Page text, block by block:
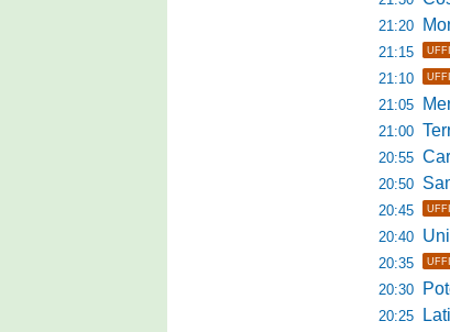
21:20
21:15
21:10
21:05
21:00
20:55
20:50
20:45
20:40
20:35
20:30
20:25